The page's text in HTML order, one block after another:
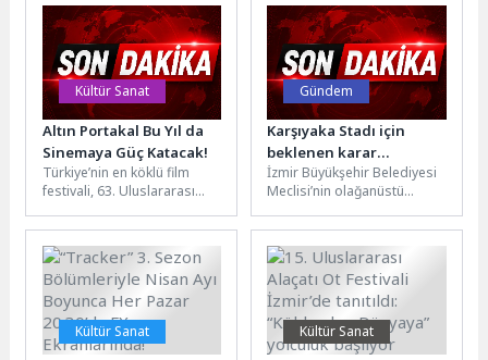
başladı. Yaklaşık 140...
başkanlığında...
Kültür Sanat
Altın Portakal Bu Yıl da
Sinemaya Güç Katacak!
Türkiye’nin en köklü film
festivali, 63. Uluslararası
Festivali, 24- 31 Ekim 2026...
Gündem
Karşıyaka Stadı için
beklenen karar
meclisten geçti
İzmir Büyükşehir Belediyesi
Meclisi’nin olağanüstü
Zübeyde Hanım Stadyumu
projesiyle ilgili önemli bir
karar...
Kültür Sanat Kültür Sanat